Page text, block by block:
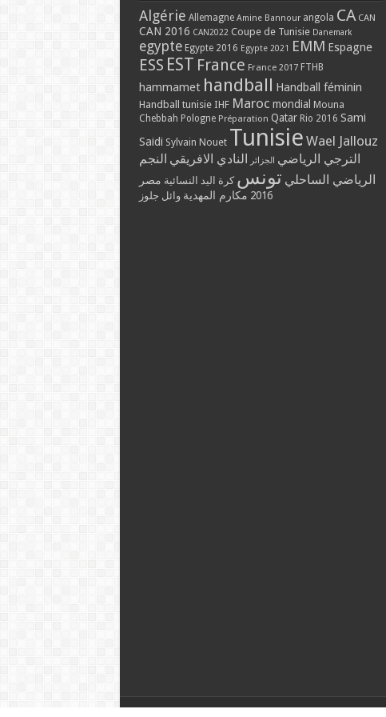
Algérie Allemagne Amine Bannour angola CA CAN
CAN 2016 CAN2022 Coupe de Tunisie Danemark
egypte Egypte 2016 Egypte 2021 EMM Espagne
ESS EST France France 2017 FTHB
hammamet handball Handball féminin
Handball tunisie IHF Maroc mondial Mouna
Chebbah Pologne Préparation Qatar Rio 2016 Sami
Saidi Sylvain Nouet Tunisie Wael Jallouz
الترجي الرياضي الجزائر النادي الافريقي النجم
الرياضي الساحلي تونس كرة اليد النسائية مصر
2016 مكارم المهدية وائل جلوز